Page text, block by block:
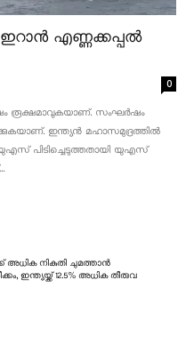
എണ്ണക്കപ്പൽ
0
രൂക്ഷമാവുകയാണ്. സംഘർഷം
ഇന്ത്യൻ മഹാസമുദ്രത്തിൽ
പിടിച്ചെടുത്തതായി യുഎസ്
അധിക നികുതി ചുമത്താൻ
ഇന്ത്യയ്ക്ക് 12.5% അധിക തീരുവ